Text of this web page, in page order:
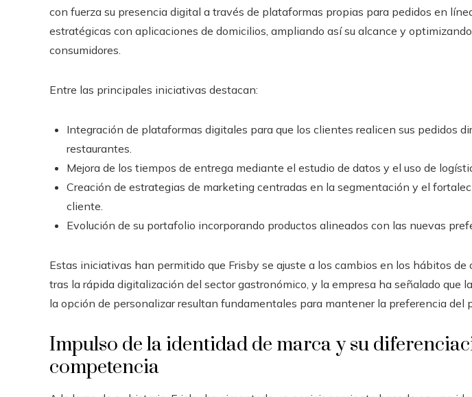
con fuerza su presencia digital a través de plataformas propias para pedidos en
estratégicas con aplicaciones de domicilios, ampliando así su alcance y
consumidores.
Entre las principales iniciativas destacan:
Integración de plataformas digitales para que los clientes realicen sus pedidos
restaurantes.
Mejora de los tiempos de entrega mediante el estudio de datos y el uso de
Creación de estrategias de marketing centradas en la segmentación y el
cliente.
Evolución de su portafolio incorporando productos alineados con las nuevas
Estas iniciativas han permitido que Frisby se ajuste a los cambios en los hábitos de
tras la rápida digitalización del sector gastronómico, y la empresa ha señalado que
la opción de personalizar resultan fundamentales para mantener la preferencia del
Impulso de la identidad de marca y su
competencia